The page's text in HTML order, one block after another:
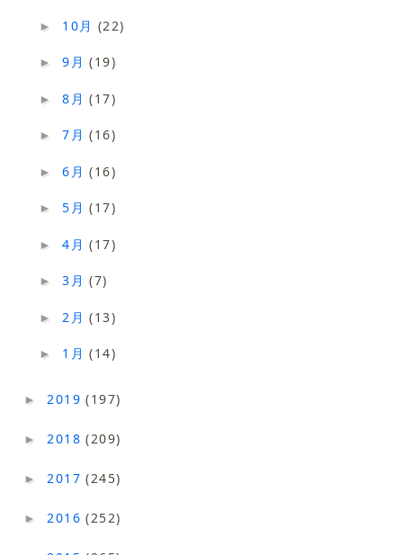
► 10月 (22)
►9月(19)
►8月(17)
►7月(16)
►6月(16)
►5月(17)
►4月(17)
►3月(7)
► 2月(13)
► 1月(14)
►2019(197)
►2018(209)
►2017(245)
►2016(252)